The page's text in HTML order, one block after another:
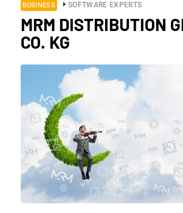
BUSINESS SOFTWARE EXPERTS
MRM DISTRIBUTION
CO. KG